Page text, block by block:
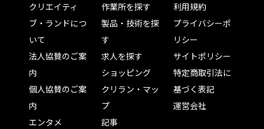
クリエイティ
ブ・ランドにつ
いて
法人協賛のご案
内
個人協賛のご案
内
エンタメ
作業所を探す
製品・技術を探
す
求人を探す
ショッピング
クリラン・マッ
プ
記事
利用規約
プライバシーポ
リシー
サイトポリシー
特定商取引法に
基づく表記
運営会社